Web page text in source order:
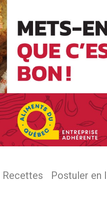
Recettes Postuler en